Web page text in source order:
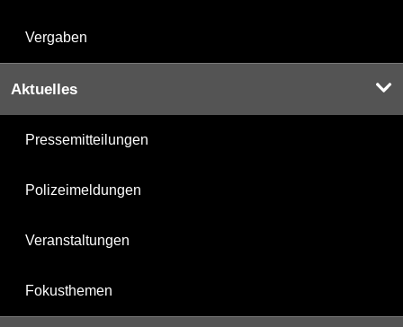
Vergaben
Aktuelles
Pressemitteilungen
Polizeimeldungen
Veranstaltungen
Fokusthemen